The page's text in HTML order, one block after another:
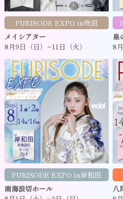
FURISODE EXPO in吹田
メイシアター
8月9日（日）~11日（火）
泉
8
FURISODE EXPO in岸和田
南海浪切ホール
八